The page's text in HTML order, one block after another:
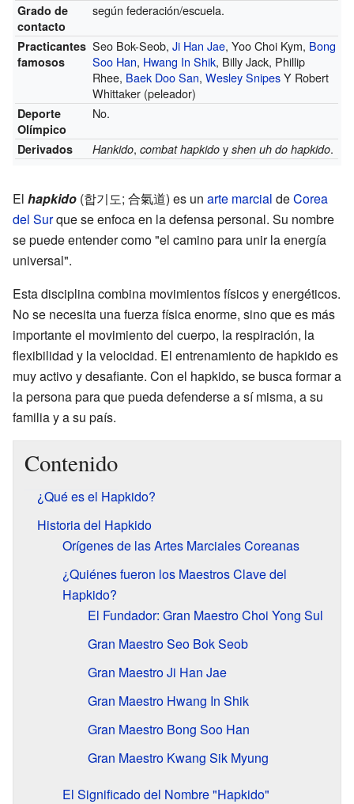
Grado de
contacto
según federación/escuela.
Practicantes
famosos
Seo Bok-Seob,Ji Han Jae, Yoo Choi Kym, Bong
Soo Han, Hwang In Shik, Billy Jack, Phillip
Rhee, Baek Doo San,Wesley SnipesY Robert
Whittaker (peleador)
Deporte
Olímpico
No.
Derivados Hankido,combat hapkido yshen uh do hapkido.
El hapkido (합기도; 合氣道) es un arte marcial deCorea
del Surque se enfoca en la defensa personal. Su nombre
se puede entender como "el camino para unir la energía
universal".
Esta disciplina combina movimientos físicos y energéticos.
No se necesita una fuerza física enorme, sino que es más
importante el movimiento del cuerpo, la respiración, la
flexibilidad y la velocidad. El entrenamiento de hapkido es
muy activo y desafiante. Con el hapkido, se busca formar a
la persona para que pueda defenderse a sí misma, a su
familia y a su país.
Contenido
¿Qué es el Hapkido?
Historia del Hapkido
Orígenes de las Artes Marciales Coreanas
¿Quiénes fueron los Maestros Clave del
Hapkido?
El Fundador: Gran Maestro Choi Yong Sul
Gran Maestro Seo Bok Seob
Gran Maestro Ji Han Jae
Gran Maestro Hwang In Shik
Gran Maestro Bong Soo Han
Gran Maestro Kwang Sik Myung
El Significado del Nombre "Hapkido"